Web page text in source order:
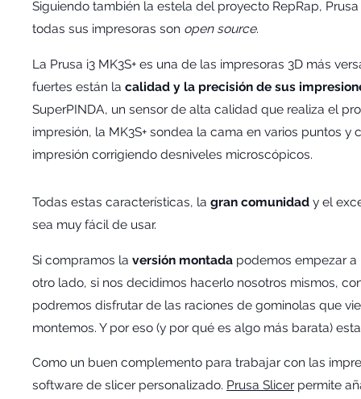
Siguiendo también la estela del proyecto RepRap,
todas sus impresoras son open source.
La Prusa i3 MK3S+ es una de las impresoras 3D más
fuertes están la calidad y la precisión de sus
SuperPINDA, un sensor de alta calidad que realiza el
impresión, la MK3S+ sondea la cama en varios puntos
impresión corrigiendo desniveles microscópicos.
Todas estas características, la gran comunidad y el
sea muy fácil de usar.
Si compramos la versión montada podemos empezar a
otro lado, si nos decidimos hacerlo nosotros mismos,
podremos disfrutar de las raciones de gominolas que
montemos. Y por eso (y por qué es algo más barata)
Como un buen complemento para trabajar con las
software de slicer personalizado. Prusa Slicerpermite